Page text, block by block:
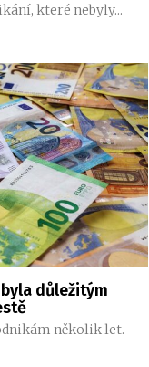
které nebyly...
důležitým
několik let.